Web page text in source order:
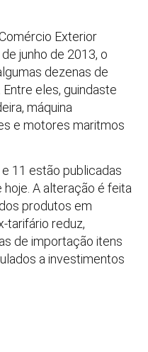
Exterior
junho de 2013, o
dezenas de
eles, guindaste
máquina
e motores maritmos
11 estão publicadas
hoje. A alteração é feita
produtos em
tarifário reduz,
de importação itens
a investimentos